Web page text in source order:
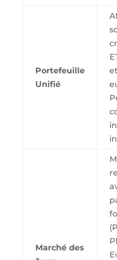
Portefeuille
Unifié
Marché des